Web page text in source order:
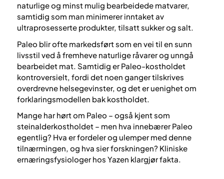
naturlige og minst mulig bearbeidede matvarer,
samtidig som man minimerer inntaket av
ultraprosesserte produkter, tilsatt sukker og salt.
Paleo blir ofte markedsført som en vei til en sunn
livsstil ved å fremheve naturlige råvarer og unngå
bearbeidet mat. Samtidig er Paleo-kostholdet
kontroversielt, fordi det noen ganger tilskrives
overdrevne helsegevinster, og det er uenighet om
forklaringsmodellen bak kostholdet.
Mange har hørt om Paleo – også kjent som
steinalderkostholdet – men hva innebærer Paleo
egentlig? Hva er fordeler og ulemper med denne
tilnærmingen, og hva sier forskningen? Kliniske
ernæringsfysiologer hos Yazen klargjør fakta.